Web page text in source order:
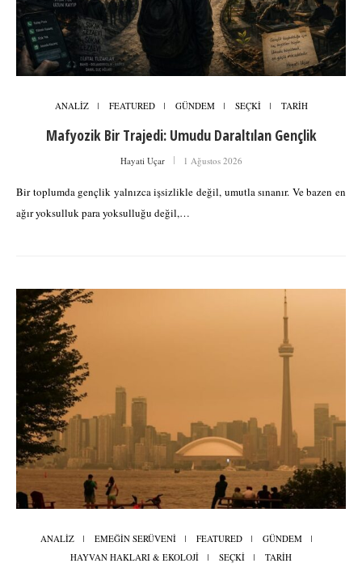
ANALİZ FEATURED GÜNDEM SEÇKİ TARİH
Mafyozik Bir Trajedi: Umudu Daraltılan Gençlik
Hayati Uçar 1 Ağustos 2026
Bir toplumda gençlik yalnızca işsizlikle değil, umutla sınanır. Ve bazen en
ağır yoksulluk para yoksulluğu değil,…
ANALİZ EMEĞİN SERÜVENİ FEATURED
GÜNDEM
HAYVAN HAKLARI & EKOLOJİ
SEÇKİ TARİH